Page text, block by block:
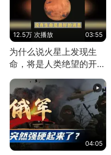
12.5万 次播放 03:55
为什么说火星上发现生
命，将是人类绝望的开
始？
04:05